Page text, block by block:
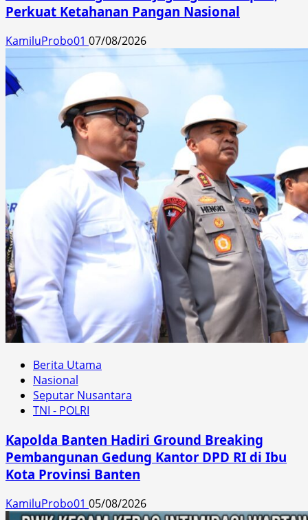
Perkuat Ketahanan Pangan Nasional
KamiluProbo01 07/08/2026
Berita Utama
Nasional
Seputar Nusantara
TNI - POLRI
Kapolda Banten Hadiri Ground Breaking
Pembangunan Gedung Kantor DPD RI di Ibu
Kota Provinsi Banten
KamiluProbo01 05/08/2026